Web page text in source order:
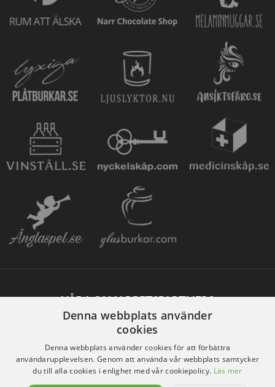
VÅRA SAMARBETSPARTNERS
Denna webbplats använder
cookies
Denna webbplats använder cookies för att förbättra
användarupplevelsen. Genom att använda vår webbplats samtycker
du till alla cookies i enlighet med vår cookiepolicy. Läs mer